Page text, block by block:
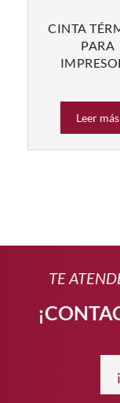
CINTA
PARA
Leer más
TE